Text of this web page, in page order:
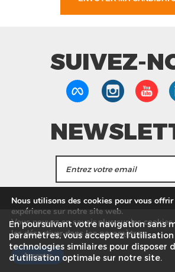
SUIVEZ-
informations de Tang
Nos Magasins Service commercial
Plan du site
Mentions
© Tang Frères 2026
En poursuivant votre navigation sans
paramètres, vous acceptez
technologies similaires pour disposer
d’utilisation optimale sur notre site.
Nous utilisons des cookies pour vous
expérience sur notre site web.
Vous pouvez en savoir plus sur les
les désactiver dans lesparamètres.
Accepter